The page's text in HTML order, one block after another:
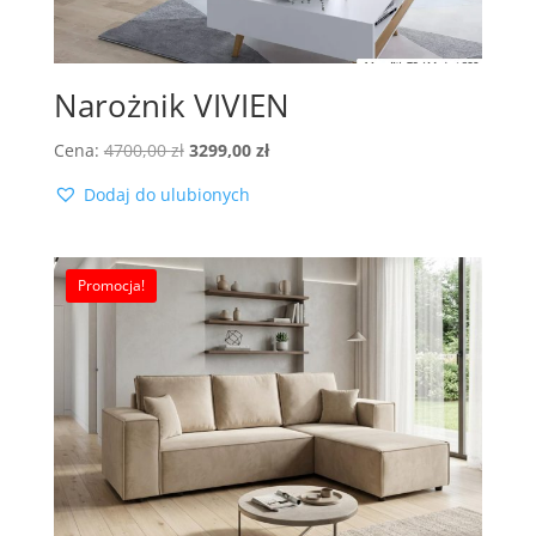
Narożnik VIVIEN
Cena: 4700,00zł Pierwotna
wynosiła:
3299,00 złAktualna
Dodaj do ulubionych
Promocja!